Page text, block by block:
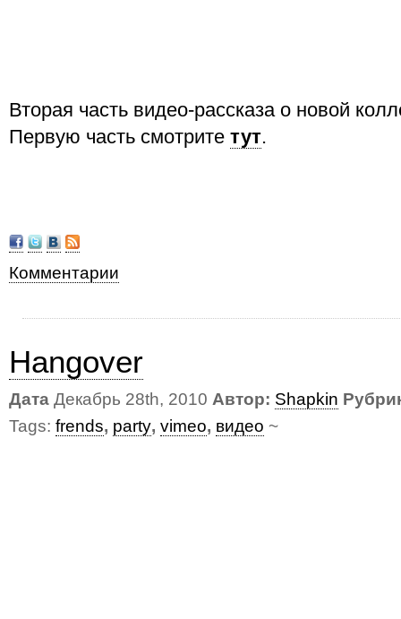
Вторая часть видео-рассказа о новой
Первую часть смотрите тут.
Комментарии
Hangover
Дата Декабрь 28th, 2010 Автор: Shapkin
Tags: frends, party, vimeo, видео ~